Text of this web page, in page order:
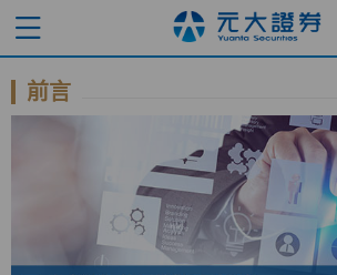
前言